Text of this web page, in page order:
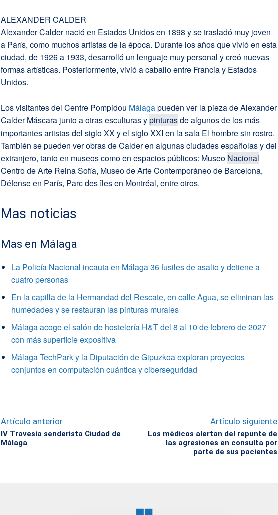
ALEXANDER CALDER
Alexander Calder nació en Estados Unidos en 1898 y se trasladó muy joven
a París, como muchos artistas de la época. Durante los años que vivió en esta
ciudad, de 1926 a 1933, desarrolló un lenguaje muy personal y creó nuevas
formas artísticas. Posteriormente, vivió a caballo entre Francia y Estados
Unidos.
Los visitantes del Centre Pompidou Málagapueden ver la pieza de Alexander
Calder Máscara junto a otras esculturas ypinturasde algunos de los más
importantes artistas del siglo XX y el siglo XXI en la sala El hombre sin rostro.
También se pueden ver obras de Calder en algunas ciudades españolas y del
extranjero, tanto en museos como en espacios públicos: Museo Nacional
Centro de Arte Reina Sofía, Museo de Arte Contemporáneo de Barcelona,
Défense en París, Parc des îles en Montréal, entre otros.
Mas noticias
Mas en Málaga
La Policía Nacional incauta en Málaga 36 fusiles de asalto y detiene a
cuatro personas
En la capilla de la Hermandad del Rescate, en calle Agua, se eliminan las
humedades y se restauran las pinturas murales
Málaga acoge el salón de hostelería H&T del 8 al 10 de febrero de 2027
con más superficie expositiva
Málaga TechPark y la Diputación de Gipuzkoa exploran proyectos
conjuntos en computación cuántica y ciberseguridad
Artículo anterior
IV Travesía senderista Ciudad de
Málaga
Artículo siguiente
Los médicos alertan del repunte de
las agresiones en consulta por
parte de sus pacientes